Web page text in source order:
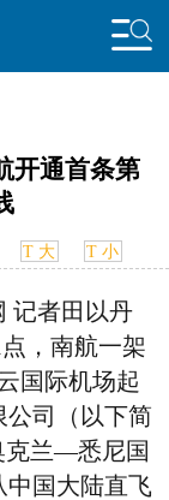
舆情
开通首条第
T 大 T 小
记者田以丹
，南航一架
国际机场起
公司（以下简
克兰—悉尼国
中国大陆直飞